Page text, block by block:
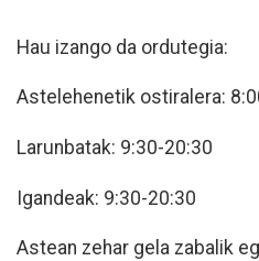
Hau izango da ordutegia:
Astelehenetik ostiralera:
Larunbatak: 9:30-20:30
Igandeak: 9:30-20:30
Astean zehar gela zabalik